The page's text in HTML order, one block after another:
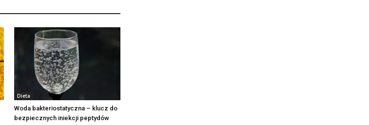
Dieta
Woda bakteriostatyczna – klucz do
bezpiecznych iniekcji peptydów